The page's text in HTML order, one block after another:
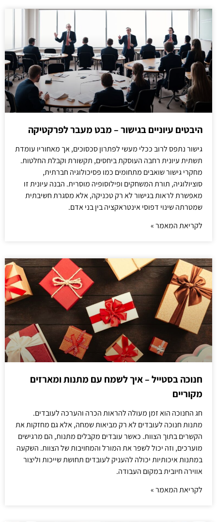
היבטים עיוניים בגישור – מבט מעבר לפרקטיקה
גישור נתפס לרוב ככלי מעשי לפתרון סכסוכים, אך מאחוריו עומדת
תשתית עיונית רחבה העוסקת ביחסים, תקשורת וקבלת החלטות.
מחקרי גישור שואבים מתחומים כמו פסיכולוגיה חברתית,
סוציולוגיה, תורת המשחקים ופילוסופיה מוסרית. הבנה עיונית זו
מאפשרת לראות בגישור לא רק טכניקה, אלא מסגרת חשיבתית
שמטרתה שינוי דפוסי אינטראקציה בין בני אדם.
לקריאת המאמר »
חנוכה בסטייל – איך לשמח עם מתנות ומארזים
מקוריים
חג החנוכה הוא זמן מעולה להראות הכרה והערכה לעובדים.
מתנות חנוכה לעובדים לא רק מביאות שמחה, אלא גם מחזקות את
הקשרים בתוך הצוות. כאשר עובדים מקבלים מתנות, הם מרגישים
מוערכים, וזה יכול לשפר את המורל והמחויבות של הצוות. השקעה
במתנות איכותיות יכולה להעניק לעובדים תחושת שייכות וליצור
אווירה חיובית במקום העבודה.
לקריאת המאמר »